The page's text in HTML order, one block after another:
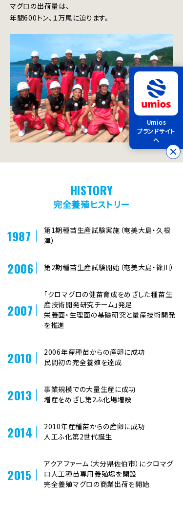
マグロの出荷量は、
年間600トン、１万尾に迫ります。
HISTORY
完全養殖ヒストリー
1987
第1期種苗生産試験実施（奄美大島・久根
津）
2006 第2期種苗生産試験開始（奄美大島・篠川）
2007
「クロマグロの健苗育成をめざした種苗生
産技術開発研究チーム」発足
栄養面・生理面の基礎研究と量産技術開発
を推進
2010
2006年産種苗からの産卵に成功
民間初の完全養殖を達成
2013
事業規模での大量生産に成功
増産をめざし第2ふ化場増設
2014
2010年産種苗からの産卵に成功
人工ふ化第2世代誕生
2015
アクアファーム（大分県佐伯市）にクロマグ
ロ人工種苗専用養殖場を開設
完全養殖マグロの商業出荷を開始
Umios
ブランドサイト
へ